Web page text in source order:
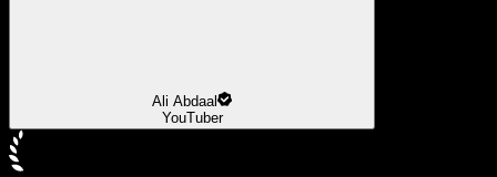
Ali Abdaal
YouTuber